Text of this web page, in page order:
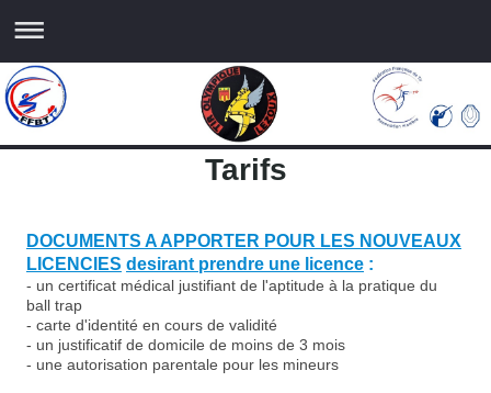
Tarifs
DOCUMENTS A APPORTER POUR LES NOUVEAUX
LICENCIES desirant prendre une licence :
- un certificat médical justifiant de l'aptitude à la pratique du
ball trap
- carte d'identité en cours de validité
- un justificatif de domicile de moins de 3 mois
- une autorisation parentale pour les mineurs